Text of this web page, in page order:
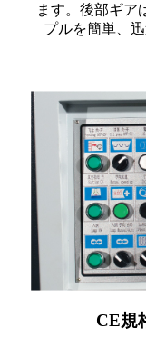
ます。後部ギア
プルを簡単、
CE規